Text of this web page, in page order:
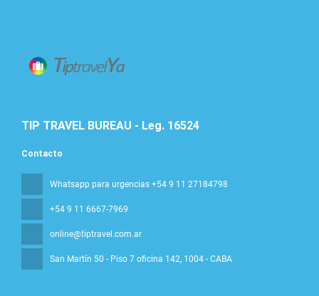
TIP TRAVEL BUREAU - Leg. 16524
Contacto
Whatsapp para urgencias +54 9 11 27184798
+54 9 11 6667-7969
online@tiptravel.com.ar
San Martín 50 - Piso 7 oficina 142, 1004 - CABA